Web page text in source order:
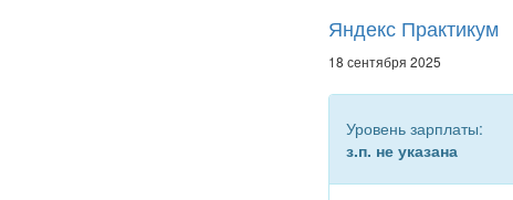
Яндекс Практикум
18 сентября 2025
Уровень зарплаты:
з.п. не указана